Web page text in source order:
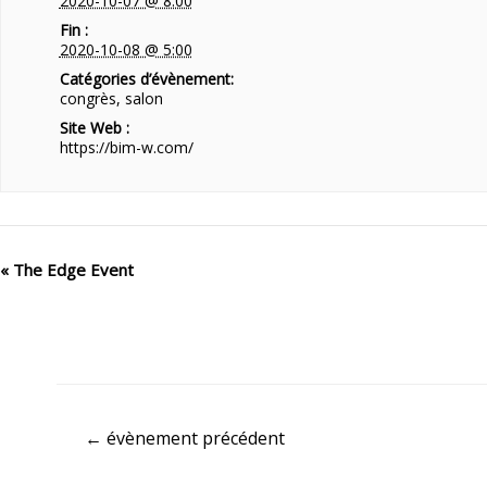
Fin :
2020-10-08 @ 5:00
Catégories d’évènement:
congrès, salon
Site Web :
https://bim-w.com/
« The Edge Event
← évènement précédent